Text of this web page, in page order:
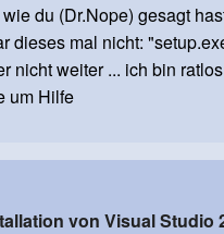
du (Dr.Nope) gesagt
dieses mal nicht:
nicht weiter ... ich bin
um Hilfe
von Visual Studio